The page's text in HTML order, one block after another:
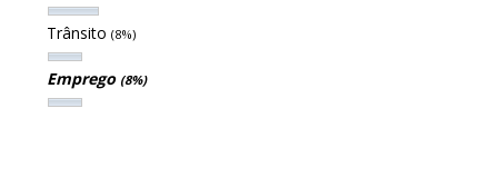
Trânsito (8%)
Emprego (8%)